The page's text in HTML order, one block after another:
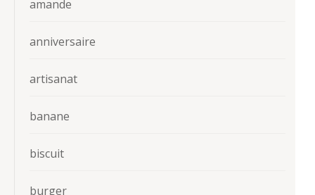
amande
anniversaire
artisanat
banane
biscuit
burger